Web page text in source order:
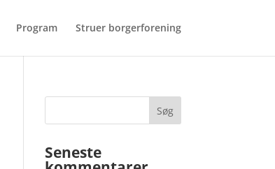
Program Struer borgerforening
Seneste